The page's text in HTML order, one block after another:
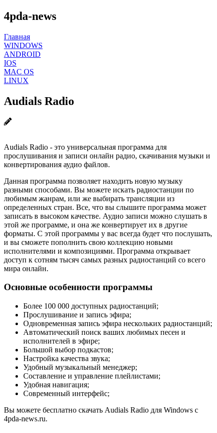
4pda-news
Главная
WINDOWS
ANDROID
IOS
MAC OS
LINUX
Audials Radio
Audials Radio - это универсальная программа для
прослушивания и записи онлайн радио, скачивания музыки и
конвертирования аудио файлов.
Данная программа позволяет находить новую музыку
разными способами. Вы можете искать радиостанции по
любимым жанрам, или же выбирать трансляции из
определенных стран. Все, что вы слышите программа может
записать в высоком качестве. Аудио записи можно слушать в
этой же программе, и она же конвертирует их в другие
форматы. С этой программы у вас всегда будет что послушать,
и вы сможете пополнить свою коллекцию новыми
исполнителями и композициями. Программа открывает
доступ к сотням тысяч самых разных радиостанций со всего
мира онлайн.
Основные особенности программы
Более 100 000 доступных радиостанций;
Прослушивание и запись эфира;
Одновременная запись эфира нескольких радиостанций;
Автоматический поиск ваших любимых песен и
исполнителей в эфире;
Большой выбор подкастов;
Настройка качества звука;
Удобный музыкальный менеджер;
Составление и управление плейлистами;
Удобная навигация;
Современный интерфейс;
Вы можете бесплатно скачать Audials Radio для Windows с
4pda-news.ru.